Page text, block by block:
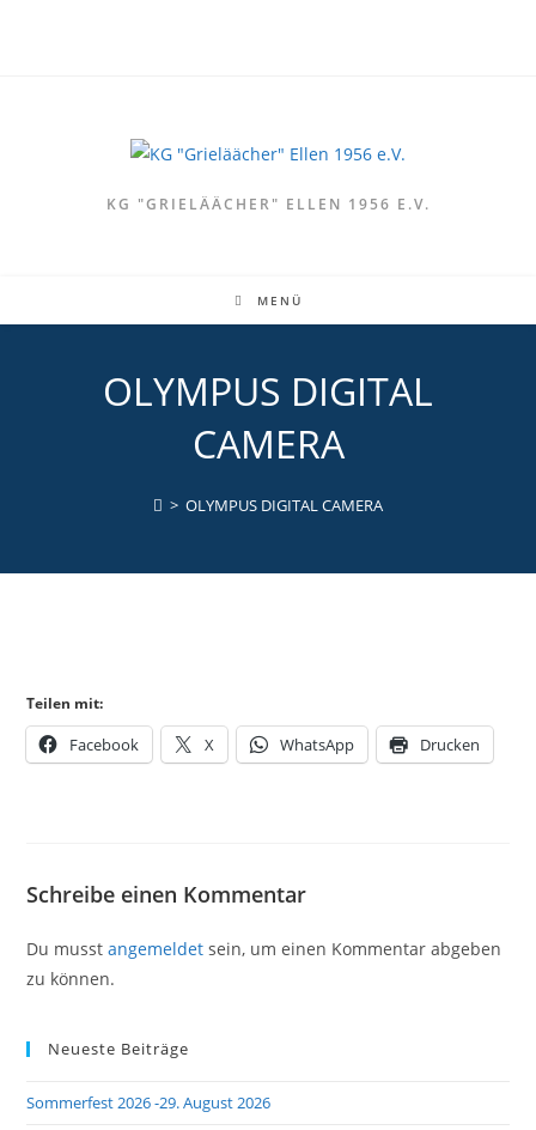
KG "GRIELÄÄCHER" ELLEN 1956 E.V.
MENÜ
OLYMPUS DIGITAL
CAMERA
> OLYMPUS DIGITAL CAMERA
Teilen mit:
Facebook X WhatsApp Drucken
Schreibe einen Kommentar
Du musstangemeldet sein, um einen Kommentar abgeben
zu können.
Neueste Beiträge
Sommerfest 2026 -29. August 2026